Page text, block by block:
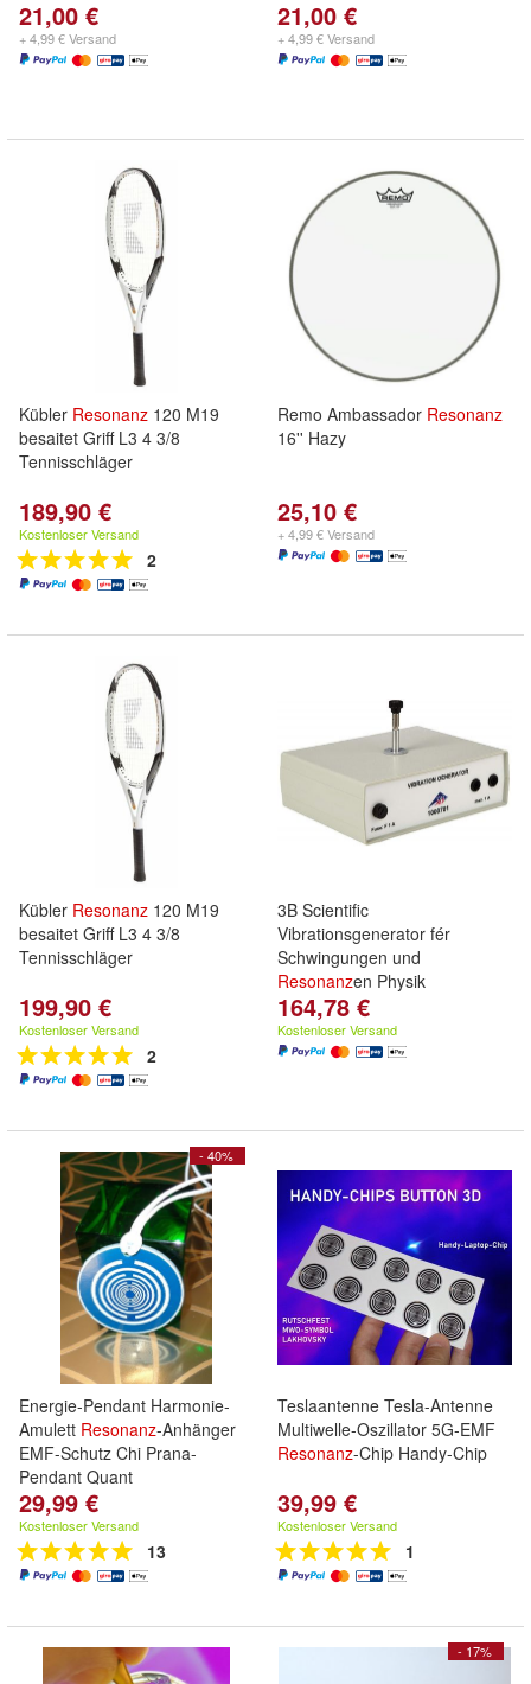
21,00 €
+ 4,99 € Versand
21,00 €
+ 4,99 € Versand
Kübler Resonanz 120 M19
besaitet Griff L3 4 3/8
Tennisschläger
189,90 €
Kostenloser Versand
2
Remo Ambassador Resonanz
16'' Hazy
25,10 €
+ 4,99 € Versand
Kübler Resonanz 120 M19
besaitet Griff L3 4 3/8
Tennisschläger
199,90 €
Kostenloser Versand
2
3B Scientific
Vibrationsgenerator fér
Schwingungen und
Resonanzen Physik
164,78 €
Kostenloser Versand
- 40%
Energie-Pendant Harmonie-
Amulett Resonanz-Anhänger
EMF-Schutz Chi Prana-
Pendant Quant
29,99 €
Kostenloser Versand
13
Teslaantenne Tesla-Antenne
Multiwelle-Oszillator 5G-EMF
Resonanz-Chip Handy-Chip
39,99 €
Kostenloser Versand
1
- 17%